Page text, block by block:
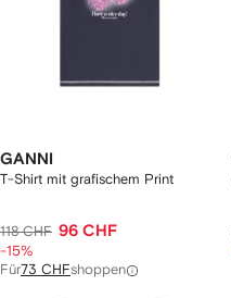
GANNI
T-Shirt mit grafischem Print
118 CHF 96 CHF
-15%
Für73 CHFshoppen